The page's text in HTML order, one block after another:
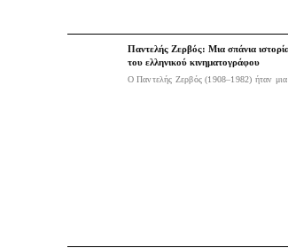
Παντελής Ζερβός: Μια σπάνια
του ελληνικού κινηματογράφου
Ο Παντελής Ζερβός (1908–1982) ήταν μια